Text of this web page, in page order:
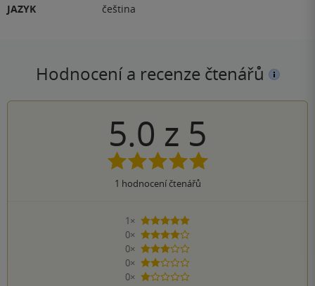
JAZYK
čeština
Hodnocení a recenze čtenářů
5.0 z 5
1 hodnocení čtenářů
1×
5 hvězdiček
0×
4 hvězdičky
0×
3 hvězdičky
0×
2 hvězdičky
0×
1 hvezdička